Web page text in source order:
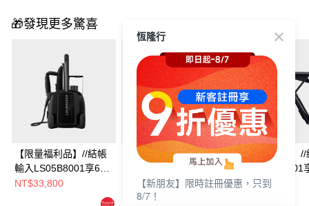
🎁發現更多驚喜
【限量福利品】//結帳
輸入LS05B8001享66
折//LAURASTAR LIFT
NT$33,800
LAURASTAR IZZI 高
NT$29,800
NT$41,790
【限量福利品】//
輸入LS04B8001
折//LAURASTAR
NT$89,800
恆隆行
【新朋友】限時註冊優惠，只到
8/7！